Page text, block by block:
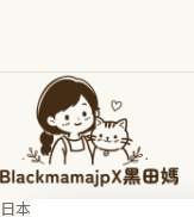
日本親手帶回的生活溫度。